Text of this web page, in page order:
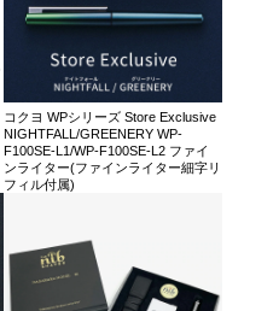
コクヨ WPシリーズ Store Exclusive
NIGHTFALL/GREENERY WP-
F100SE-L1/WP-F100SE-L2 ファイ
ンライター(ファインライター細字リ
フィル付属)